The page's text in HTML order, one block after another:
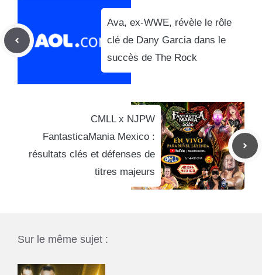
Ava, ex-WWE, révèle le rôle
clé de Dany Garcia dans le
succès de The Rock
CMLL x NJPW
FantasticaMania Mexico :
résultats clés et défenses de
titres majeurs
Sur le même sujet :